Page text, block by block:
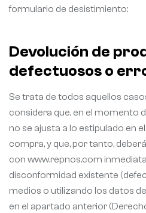
formulario de desistimiento:
Devolución de
defectuosos o
Se trata de todos aquellos
considera que, en el momento
no se ajusta a lo estipulado en
compra, y que, por tanto,
con www.repnos.com
disconformidad existente
medios o utilizando los datos
en el apartado anterior